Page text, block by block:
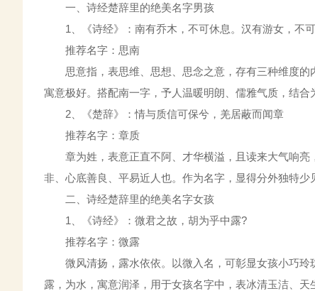
一、诗经楚辞里的绝美名字男孩
1、《诗经》：南有乔木，不可休息。汉有游女，不
推荐名字：思南
思意指，表思维、思想、思念之意，存有三种维度的
寓意极好。搭配南一字，予人温暖明朗、儒雅气质，结合
2、《楚辞》：情与质信可保兮，羌居蔽而闻章
推荐名字：章质
章为姓，表意正直不阿、才华横溢，且读来大气响亮
非、心底善良、平易近人也。作为名字，显得分外独特少
二、诗经楚辞里的绝美名字女孩
1、《诗经》：微君之故，胡为乎中露?
推荐名字：微露
微风清扬，露水依依。以微入名，可彰显女孩小巧玲
露，为水，寓意润泽，用于女孩名字中，表冰清玉洁、天